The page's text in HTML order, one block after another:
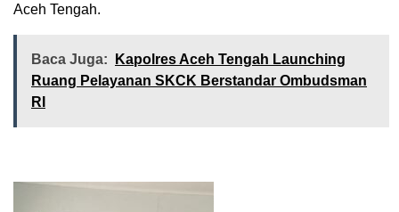
Aceh Tengah.
Baca Juga:
Kapolres Aceh Tengah Launching
Ruang Pelayanan SKCK Berstandar Ombudsman
RI